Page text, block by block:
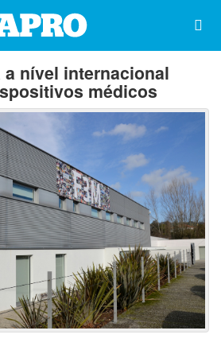
nível internacional
médicos